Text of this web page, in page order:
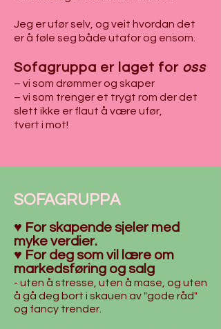
Jeg er ufør selv, og veit hvordan det
er å føle seg både utafor og ensom.
Sofagruppa er laget for oss
– vi som drømmer og skaper
– vi som trenger et trygt rom der det
slett ikke er flaut å være ufør,
tvert i mot!
SOFAGRUPPA
♥ For skapende sjeler med
myke verdier.
♥ For deg som vil lære om
markedsføring og salg
- uten å stresse, uten å mase, og uten
å gå deg bort i skauen av "gode råd"
og fancy trender.